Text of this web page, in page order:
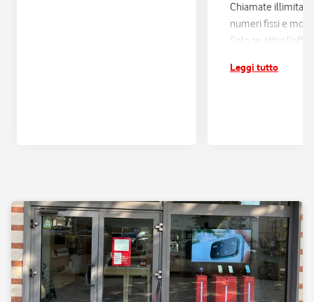
Chiamate illimitate
numeri fissi e
Solo se attivi
sconti ed
Leggi tutto